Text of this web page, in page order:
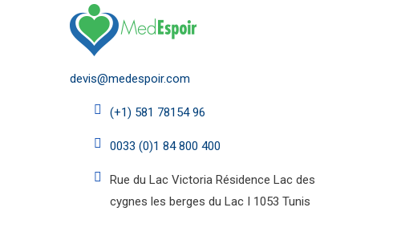
devis@medespoir.com
(+1) 581 78154 96
0033 (0)1 84 800 400
Rue du Lac Victoria Résidence Lac des
cygnes les berges du Lac I 1053 Tunis